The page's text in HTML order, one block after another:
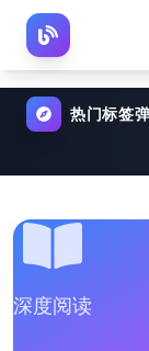
热门标签
深度阅读